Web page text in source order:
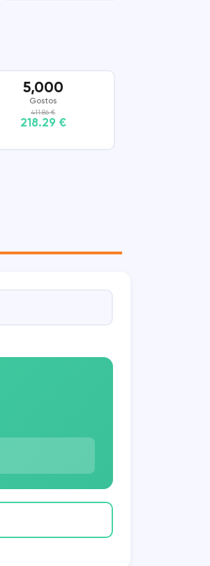
5,000
Gostos
411.86 €
218.29 €